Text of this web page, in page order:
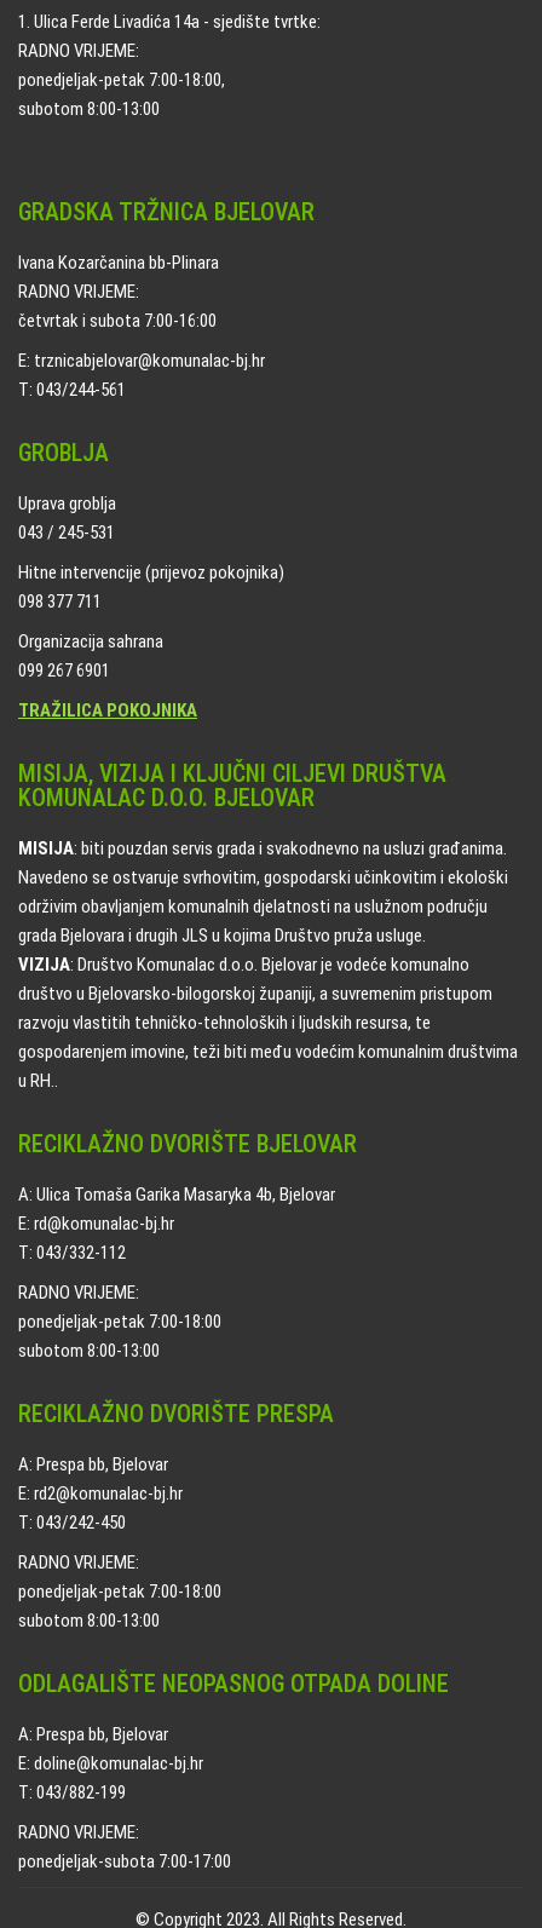
1. Ulica Ferde Livadića 14a - sjedište tvrtke:
RADNO VRIJEME:
ponedjeljak-petak 7:00-18:00,
subotom 8:00-13:00
GRADSKA TRŽNICA BJELOVAR
Ivana Kozarčanina bb-Plinara
RADNO VRIJEME:
četvrtak i subota 7:00-16:00
E: trznicabjelovar@komunalac-bj.hr
T: 043/244-561
GROBLJA
Uprava groblja
043 / 245-531
Hitne intervencije (prijevoz pokojnika)
098 377 711
Organizacija sahrana
099 267 6901
TRAŽILICA POKOJNIKA
MISIJA, VIZIJA I KLJUČNI CILJEVI DRUŠTVA
KOMUNALAC D.O.O. BJELOVAR
MISIJA: biti pouzdan servis grada i svakodnevno na usluzi građanima.
Navedeno se ostvaruje svrhovitim, gospodarski učinkovitim i ekološki
održivim obavljanjem komunalnih djelatnosti na uslužnom području
grada Bjelovara i drugih JLS u kojima Društvo pruža usluge.
VIZIJA: Društvo Komunalac d.o.o. Bjelovar je vodeće komunalno
društvo u Bjelovarsko-bilogorskoj županiji, a suvremenim pristupom
razvoju vlastitih tehničko-tehnoloških i ljudskih resursa, te
gospodarenjem imovine, teži biti među vodećim komunalnim društvima
u RH..
RECIKLAŽNO DVORIŠTE BJELOVAR
A: Ulica Tomaša Garika Masaryka 4b, Bjelovar
E: rd@komunalac-bj.hr
T: 043/332-112
RADNO VRIJEME:
ponedjeljak-petak 7:00-18:00
subotom 8:00-13:00
RECIKLAŽNO DVORIŠTE PRESPA
A: Prespa bb, Bjelovar
E: rd2@komunalac-bj.hr
T: 043/242-450
RADNO VRIJEME:
ponedjeljak-petak 7:00-18:00
subotom 8:00-13:00
ODLAGALIŠTE NEOPASNOG OTPADA DOLINE
A: Prespa bb, Bjelovar
E: doline@komunalac-bj.hr
T: 043/882-199
RADNO VRIJEME:
ponedjeljak-subota 7:00-17:00
© Copyright 2023. All Rights Reserved.